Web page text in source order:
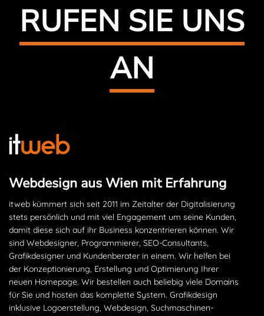
RUFEN SIE UNS
AN
Webdesign aus Wien mit Erfahrung
itweb kümmert sich seit 2011 im Zeitalter der Digitalisierung
stets persönlich und mit viel Engagement um seine Kunden,
damit diese sich auf ihr Business konzentrieren können. Wir
sind Webdesigner, Programmierer, SEO-Consultants,
Grafikdesigner und Kundenberater in einem. Wir helfen bei
der Konzeptionierung, Erstellung und Optimierung Ihrer
neuen Homepage. Wir bestellen auch beliebig viele Domains
für Sie und hosten das komplette System. Grafikdesign
inklusive Logoerstellung, Webdesign, Suchmaschinen­